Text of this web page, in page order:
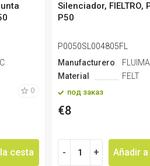
0
cesta
Silenciador, FIELTRO,
P50
P0050SL004805FL
Manufacturero
Material
FELT
под заказ
€8
- + Añadir